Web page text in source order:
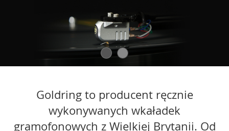
Goldring to producent ręcznie
wykonywanych wkaładek
gramofonowych z Wielkiej Brytanii. Od